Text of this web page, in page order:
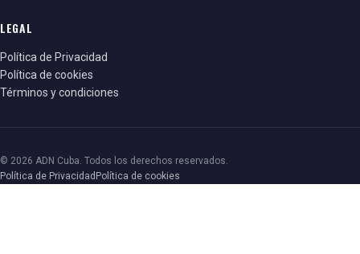
LEGAL
Política de Privacidad
Política de cookies
Términos y condiciones
© 2026 ADN Cuba. Todos los derechos reservados.
Política de Privacidad Política de cookies